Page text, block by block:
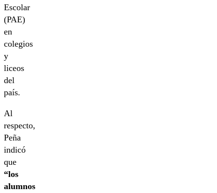
Escolar
(PAE)
en
colegios
y
liceos
del
país.
Al
respecto,
Peña
indicó
que
“los
alumnos